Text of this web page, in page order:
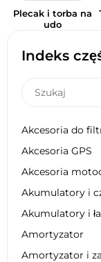
Indeks
Akcesoria do
Akcesoria GPS
Akcesoria
Akumulatory i
Akumulatory i
Amortyzator
Amortyzator i
Plecak i torba na
udo